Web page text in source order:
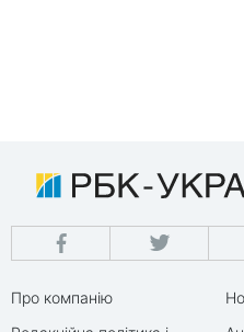
Про компанію